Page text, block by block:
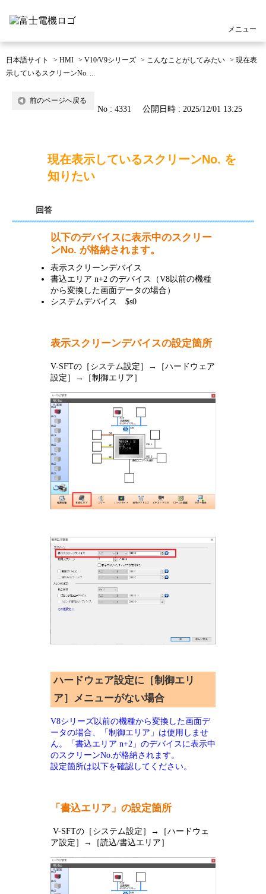
メニュー
日本語サイト > HMI > V10/V9シリーズ > こんなことがしてみたい > 現在表
示しているスクリーンNo. ...
前のページへ戻る
No : 4331 公開日時 : 2025/12/01 13:25
現在表示しているスクリーンNo. を
知りたい
回答
以下のデバイスに表示中のスクリー
ンNo. が格納されます。
表示スクリーンデバイス
書込エリア n+2 のデバイス（V8以前の機種
から変換した画面データの場合）
システムデバイス $s0
表示スクリーンデバイスの設定箇所
V-SFTの［システム設定］→［ハードウェア
設定］→［制御エリア］
ハードウェア設定に［制御エリ
ア］メニューがない場合
V8シリーズ以前の機種から変換した画面デ
ータの場合、「制御エリア」は使用しませ
ん。「書込エリア n+2」のデバイスに表示中
のスクリーンNo.が格納されます。
設定箇所は以下を確認してください。
「書込エリア」の設定箇所
V-SFTの［システム設定］→［ハードウェ
ア設定］→［読込/書込エリア］